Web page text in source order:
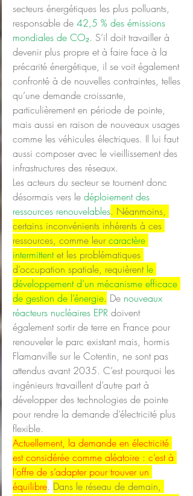
secteurs énergétiques les plus polluants,
responsable de 42,5 % des émissions
mondiales de CO₂. S’il doit travailler à
devenir plus propre et à faire face à la
précarité énergétique, il se voit également
confronté à de nouvelles contraintes, telles
qu’une demande croissante,
particulièrement en période de pointe,
mais aussi en raison de nouveaux usages
comme les véhicules électriques. Il lui faut
aussi composer avec le vieillissement des
infrastructures des réseaux.
Les acteurs du secteur se tournent donc
désormais vers le déploiement des
ressources renouvelables. Néanmoins,
certains inconvénients inhérents à ces
ressources, comme leur caractère
intermittent et les problématiques
d’occupation spatiale, requièrent le
développement d’un mécanisme efficace
de gestion de l’énergie. De nouveaux
réacteurs nucléaires EPR doivent
également sortir de terre en France pour
renouveler le parc existant mais, hormis
Flamanville sur le Cotentin, ne sont pas
attendus avant 2035. C’est pourquoi les
ingénieurs travaillent d’autre part à
développer des technologies de pointe
pour rendre la demande d’électricité plus
flexible.
Actuellement, la demande en électricité
est considérée comme aléatoire : c’est à
l’offre de s’adapter pour trouver un
équilibre. Dans le réseau de demain,